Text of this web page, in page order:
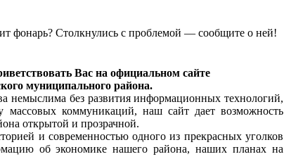
фонарь? Столкнулись с проблемой — сообщите о ней!
Вас на официальном сайте
муниципального района.
немыслима без развития информационных технологий,
массовых коммуникаций, наш сайт дает возможность
открытой и прозрачной.
и современностью одного из прекрасных уголков
об экономике нашего района, наших планах на